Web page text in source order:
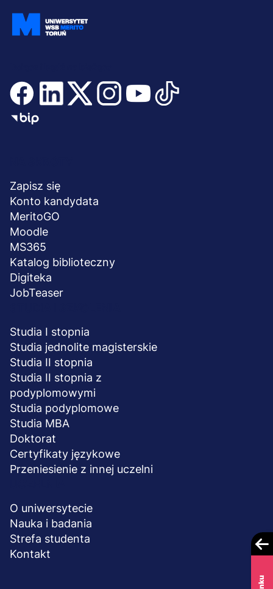
stopka
Zapisz się
Konto kandydata
MeritoGO
Moodle
MS365
Katalog biblioteczny
Digiteka
JobTeaser
Studia I stopnia
Studia jednolite magisterskie
Studia II stopnia
Studia II stopnia z
podyplomowymi
Studia podyplomowe
Studia MBA
Doktorat
Certyfikaty językowe
Przeniesienie z innej uczelni
O uniwersytecie
Nauka i badania
Strefa studenta
Kontakt